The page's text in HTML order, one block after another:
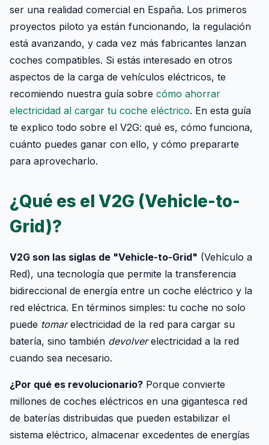
ser una realidad comercial en España. Los primeros
proyectos piloto ya están funcionando, la regulación
está avanzando, y cada vez más fabricantes lanzan
coches compatibles. Si estás interesado en otros
aspectos de la carga de vehículos eléctricos, te
recomiendo nuestra guía sobre cómo ahorrar
electricidad al cargar tu coche eléctrico. En esta guía
te explico todo sobre el V2G: qué es, cómo funciona,
cuánto puedes ganar con ello, y cómo prepararte
para aprovecharlo.
¿Qué es el V2G (Vehicle-to-
Grid)?
V2G son las siglas de "Vehicle-to-Grid" (Vehículo a
Red), una tecnología que permite la transferencia
bidireccional de energía entre un coche eléctrico y la
red eléctrica. En términos simples: tu coche no solo
puede tomarelectricidad de la red para cargar su
batería, sino también devolverelectricidad a la red
cuando sea necesario.
¿Por qué es revolucionario? Porque convierte
millones de coches eléctricos en una gigantesca red
de baterías distribuidas que pueden estabilizar el
sistema eléctrico, almacenar excedentes de energías